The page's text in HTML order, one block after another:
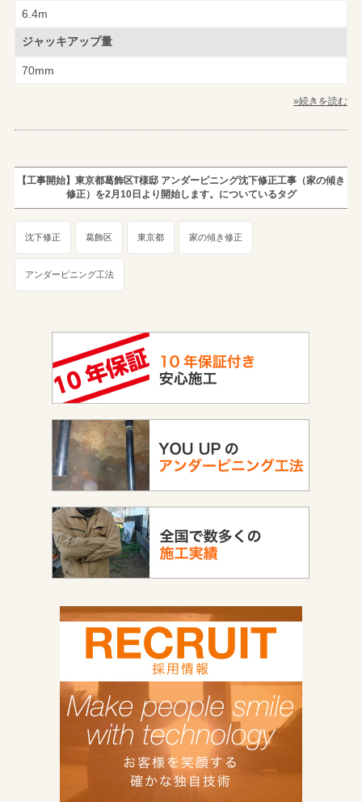
6.4m
ジャッキアップ量
70mm
»続きを読む
【工事開始】東京都葛飾区T様邸 アンダーピニング沈下修正工事（家の傾き
修正）を2月10日より開始します。についているタグ
沈下修正 葛飾区 東京都 家の傾き修正
アンダーピニング工法